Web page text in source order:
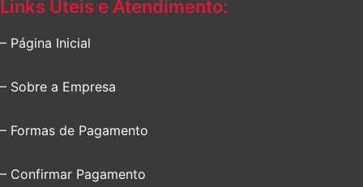
Links Úteis e Atendimento:
– Página Inicial
– Sobre a Empresa
– Formas de Pagamento
– Confirmar Pagamento